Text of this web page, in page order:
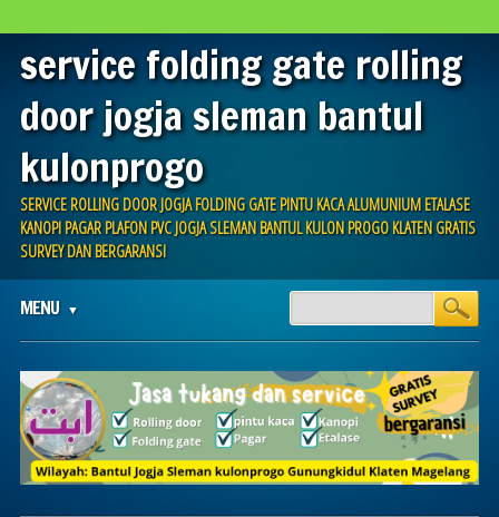
service folding gate rolling
door jogja sleman bantul
kulonprogo
SERVICE ROLLING DOOR JOGJA FOLDING GATE PINTU KACA ALUMUNIUM ETALASE
KANOPI PAGAR PLAFON PVC JOGJA SLEMAN BANTUL KULON PROGO KLATEN GRATIS
SURVEY DAN BERGARANSI
Main menu
content
MENU